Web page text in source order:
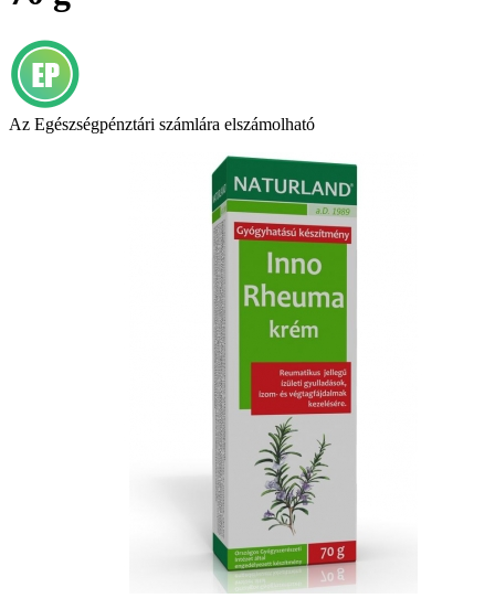
Az Egészségpénztári számlára elszámolható